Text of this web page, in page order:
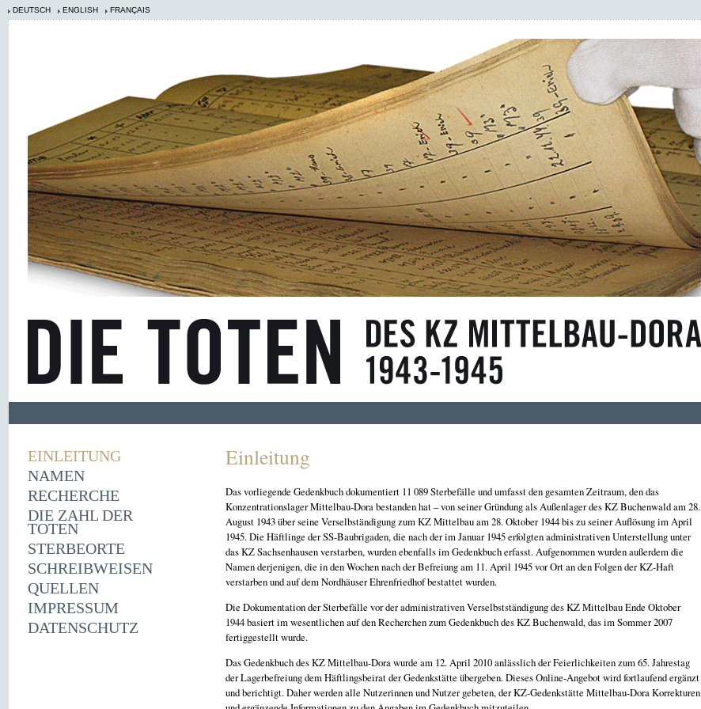
DEUTSCH ENGLISH FRANÇAIS
EINLEITUNG
NAMEN
RECHERCHE
DIE ZAHL DER
TOTEN
STERBEORTE
SCHREIBWEISEN
QUELLEN
IMPRESSUM
DATENSCHUTZ
Einleitung
Das vorliegende Gedenkbuch dokumentiert 11 089 Sterbefälle und umfasst den gesamten Zeitraum, den das
Konzentrationslager Mittelbau-Dora bestanden hat – von seiner Gründung als Außenlager des KZ Buchenwald am 28.
August 1943 über seine Verselbständigung zum KZ Mittelbau am 28. Oktober 1944 bis zu seiner Auflösung im April
1945. Die Häftlinge der SS-Baubrigaden, die nach der im Januar 1945 erfolgten administrativen Unterstellung unter
das KZ Sachsenhausen verstarben, wurden ebenfalls im Gedenkbuch erfasst. Aufgenommen wurden außerdem die
Namen derjenigen, die in den Wochen nach der Befreiung am 11. April 1945 vor Ort an den Folgen der KZ-Haft
verstarben und auf dem Nordhäuser Ehrenfriedhof bestattet wurden.
Die Dokumentation der Sterbefälle vor der administrativen Verselbstständigung des KZ Mittelbau Ende Oktober
1944 basiert im wesentlichen auf den Recherchen zum Gedenkbuch des KZ Buchenwald, das im Sommer 2007
fertiggestellt wurde.
Das Gedenkbuch des KZ Mittelbau-Dora wurde am 12. April 2010 anlässlich der Feierlichkeiten zum 65. Jahrestag
der Lagerbefreiung dem Häftlingsbeirat der Gedenkstätte übergeben. Dieses Online-Angebot wird fortlaufend ergänzt
und berichtigt. Daher werden alle Nutzerinnen und Nutzer gebeten, der KZ-Gedenkstätte Mittelbau-Dora Korrekturen